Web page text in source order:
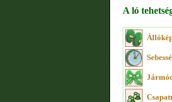
A ló